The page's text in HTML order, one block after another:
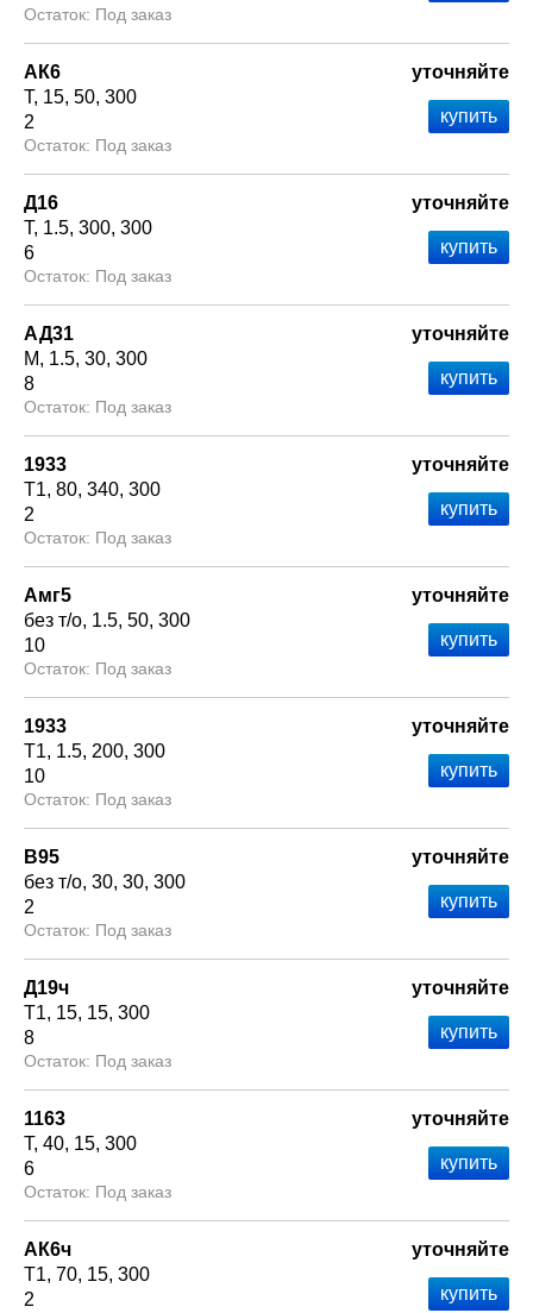
Под заказ
АК6
Т 15 50 300
2
Под заказ
уточняйте
Д16
Т 1.5 300 300
6
Под заказ
уточняйте
АД31
М
1.5 30 300
8
Под заказ
уточняйте
1933
Т1 80 340 300
2
Под заказ
уточняйте
Амг5
без т/о 1.5 50 300
10
Под заказ
уточняйте
1933
Т1 1.5 200 300
10
Под заказ
уточняйте
В95
без т/о 30 30 300
2
Под заказ
уточняйте
Д19ч
Т1 15 15 300
8
Под заказ
уточняйте
1163
Т 40 15 300
6
Под заказ
уточняйте
АК6ч
Т1 70 15 300
2
уточняйте